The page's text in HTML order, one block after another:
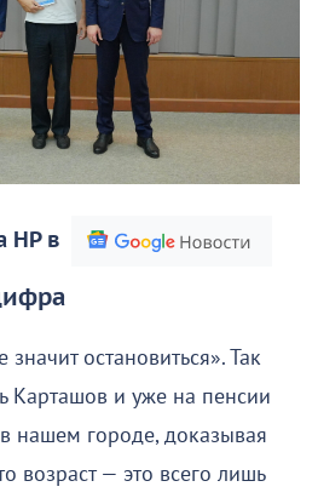
НР в
значит остановиться». Так
Карташов и уже на пенсии
в нашем городе, доказывая
возраст — это всего лишь